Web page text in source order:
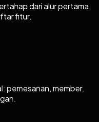
dari alur pertama,
fitur.
pemesanan, member,